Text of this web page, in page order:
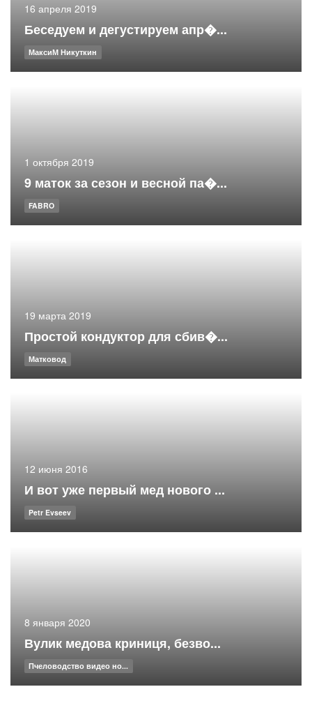
16 апреля 2019
Беседуем и дегустируем апр�...
МаксиМ Никуткин
1 октября 2019
9 маток за сезон и весной па�...
FABRO
19 марта 2019
Простой кондуктор для сбив�...
Матковод
12 июня 2016
И вот уже первый мед нового ...
Petr Evseev
8 января 2020
Вулик медова криниця, безво...
Пчеловодство видео но...